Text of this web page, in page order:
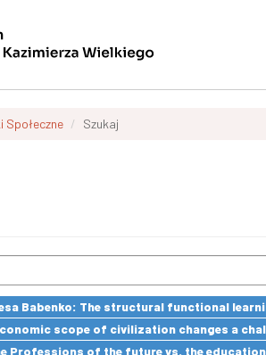
Społeczne Szukaj
Babenko: The structural functional
scope of civilization changes a
Professions of the future vs. the